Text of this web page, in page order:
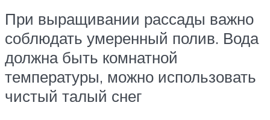
При выращивании рассады важно
соблюдать умеренный полив. Вода
должна быть комнатной
температуры, можно использовать
чистый талый снег